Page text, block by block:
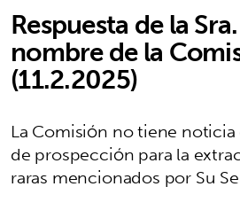
Respuesta de la
nombre de la
(11.2.2025)
La Comisión no tiene
de prospección para la
raras mencionados por Su